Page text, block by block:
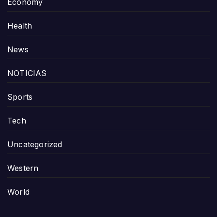
Economy
Health
News
NOTICIAS
Sports
Tech
Uncategorized
Western
World